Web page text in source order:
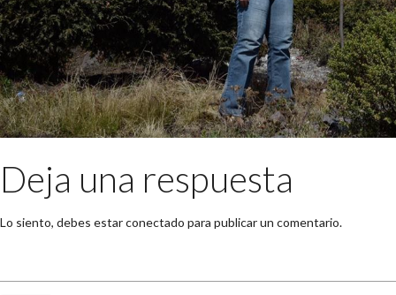
Deja una respuesta
Lo siento, debes estarconectado para publicar un comentario.